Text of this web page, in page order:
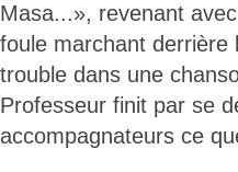
Masa...», revenant
foule marchant derrière
trouble dans une
Professeur finit par se
accompagnateurs ce